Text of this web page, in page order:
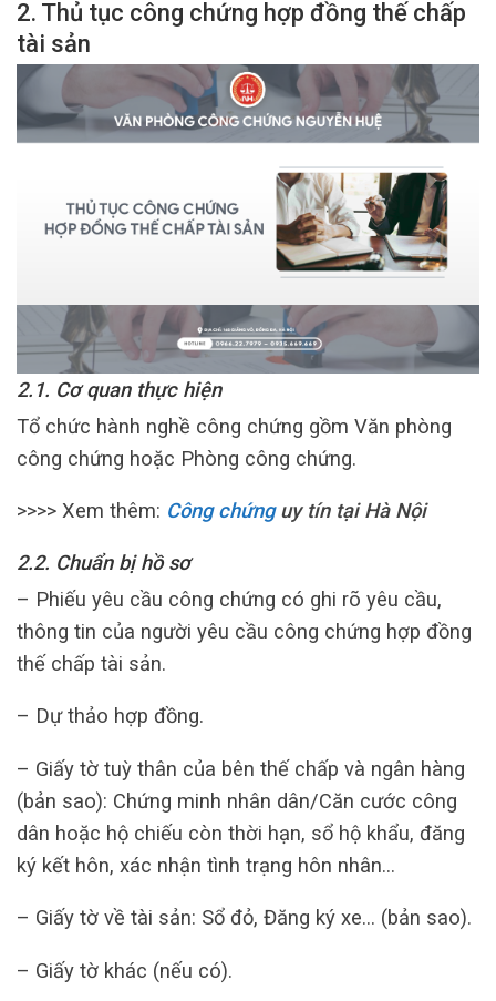
2. Thủ tục công chứng hợp đồng thế chấp
tài sản
2.1. Cơ quan thực hiện
Tổ chức hành nghề công chứng gồm Văn phòng
công chứng hoặc Phòng công chứng.
>>>> Xem thêm: Công chứnguy tín tại Hà Nội
2.2. Chuẩn bị hồ sơ
– Phiếu yêu cầu công chứng có ghi rõ yêu cầu,
thông tin của người yêu cầu công chứng hợp đồng
thế chấp tài sản.
– Dự thảo hợp đồng.
– Giấy tờ tuỳ thân của bên thế chấp và ngân hàng
(bản sao): Chứng minh nhân dân/Căn cước công
dân hoặc hộ chiếu còn thời hạn, sổ hộ khẩu, đăng
ký kết hôn, xác nhận tình trạng hôn nhân…
– Giấy tờ về tài sản: Sổ đỏ, Đăng ký xe… (bản sao).
– Giấy tờ khác (nếu có).